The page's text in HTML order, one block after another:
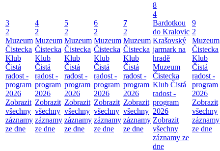
3
2
Muzeum
Čistecka
Klub
Čistá
radost -
program
2026
Zobrazit
všechny
záznamy
ze dne
4
2
Muzeum
Čistecka
Klub
Čistá
radost -
program
2026
Zobrazit
všechny
záznamy
ze dne
5
2
Muzeum
Čistecka
Klub
Čistá
radost -
program
2026
Zobrazit
všechny
záznamy
ze dne
6
2
Muzeum
Čistecka
Klub
Čistá
radost -
program
2026
Zobrazit
všechny
záznamy
ze dne
7
2
Muzeum
Čistecka
Klub
Čistá
radost -
program
2026
Zobrazit
všechny
záznamy
ze dne
8
4
Bardotkou
do Kralovic
Krašovský
jarmark na
hradě
Muzeum
Čistecka
Klub Čistá
radost -
program
2026
Zobrazit
všechny
záznamy ze
dne
9
2
Muzeum
Čistecka
Klub
Čistá
radost -
program
2026
Zobrazit
všechny
záznamy
ze dne